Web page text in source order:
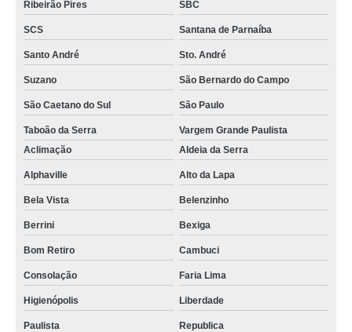
Ribeirão Pires SBC
SCS Santana de Parnaíba
Santo André Sto. André
Suzano São Bernardo do Campo
São Caetano do Sul São Paulo
Taboão da Serra
Vargem Grande Paulista
Aclimação
Aldeia da Serra
Alphaville Alto da Lapa
Bela Vista Belenzinho
Berrini Bexiga
Bom Retiro Cambuci
Consolação Faria Lima
Higienópolis Liberdade
Paulista Republica